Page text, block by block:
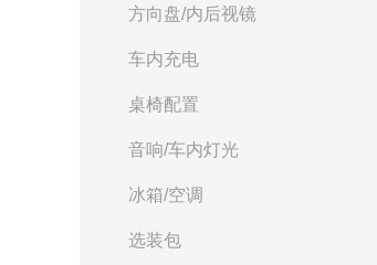
方向盘/内后视镜
车内充电
桌椅配置
音响/车内灯光
冰箱/空调
选装包